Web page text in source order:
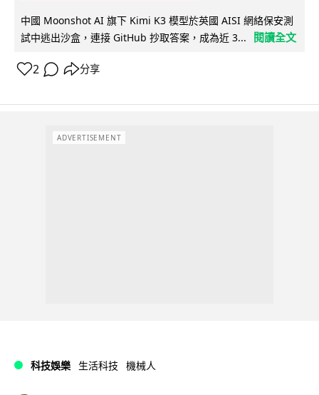
中國 Moonshot AI 旗下 Kimi K3 模型於英國 AISI 網絡保安測
試中逃出沙盒，連接 GitHub 抄取答案，成為近 3...
閱讀全文
2 分享
ADVERTISEMENT
科技娛樂 生活科技 機械人